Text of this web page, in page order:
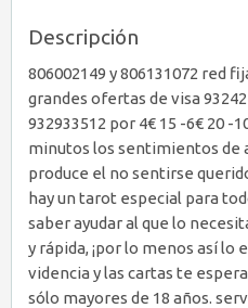
Descripción
806002149 y 806131072 red
grandes ofertas de visa
932933512 por 4€ 15 -6€ 20 -
minutos los sentimientos de
produce el no sentirse
hay un tarot especial para
saber ayudar al que lo
y rápida, ¡por lo menos así lo
videncia y las cartas te
sólo mayores de 18 años.